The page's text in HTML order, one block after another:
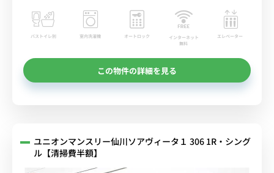
バストイレ別 室内洗濯機 オートロック
インターネット
無料
エレベーター
この物件の詳細を見る
ユニオンマンスリー仙川ソアヴィータ１ 306 1R・シング
ル【清掃費半額】